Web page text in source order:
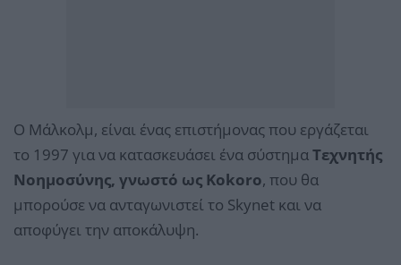
Ο Μάλκολμ, είναι ένας επιστήμονας που εργάζεται
το 1997 για να κατασκευάσει ένα σύστημαΤεχνητής
Nοημοσύνης, γνωστό ως Kokoro, που θα
μπορούσε να ανταγωνιστεί το Skynet και να
αποφύγει την αποκάλυψη.